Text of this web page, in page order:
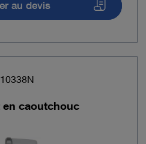
au devis
caoutchouc